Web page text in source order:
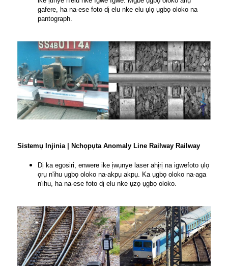
gafere, ha na-ese foto dị elu nke elu ụlọ ụgbọ oloko na
pantograph.
Sistemụ Injinia | Nchọpụta Anomaly Line Railway Railway
Dị ka egosiri, enwere ike ịwụnye laser ahịrị na igwefoto ụlọ
ọrụ n'ihu ụgbọ oloko na-akpụ akpụ. Ka ụgbọ oloko na-aga
n'ihu, ha na-ese foto dị elu nke ụzọ ụgbọ oloko.